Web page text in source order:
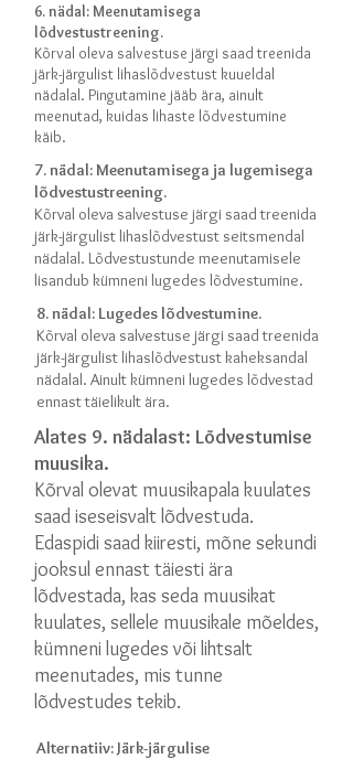
6. nädal: Meenutamisega
lõdvestustreening.
Kõrval oleva salvestuse järgi saad treenida
järk-järgulist lihaslõdvestust kuueldal
nädalal. Pingutamine jääb ära, ainult
meenutad, kuidas lihaste lõdvestumine
käib.
7. nädal: Meenutamisega ja lugemisega
lõdvestustreening.
Kõrval oleva salvestuse järgi saad treenida
järk-järgulist lihaslõdvestust seitsmendal
nädalal. Lõdvestustunde meenutamisele
lisandub kümneni lugedes lõdvestumine.
8. nädal: Lugedes lõdvestumine.
Kõrval oleva salvestuse järgi saad treenida
järk-järgulist lihaslõdvestust kaheksandal
nädalal. Ainult kümneni lugedes lõdvestad
ennast täielikult ära.
Alates 9. nädalast: Lõdvestumise
muusika.
Kõrval olevat muusikapala kuulates
saad iseseisvalt lõdvestuda.
Edaspidi saad kiiresti, mõne sekundi
jooksul ennast täiesti ära
lõdvestada, kas seda muusikat
kuulates, sellele muusikale mõeldes,
kümneni lugedes või lihtsalt
meenutades, mis tunne
lõdvestudes tekib.
Alternatiiv: Järk-järgulise